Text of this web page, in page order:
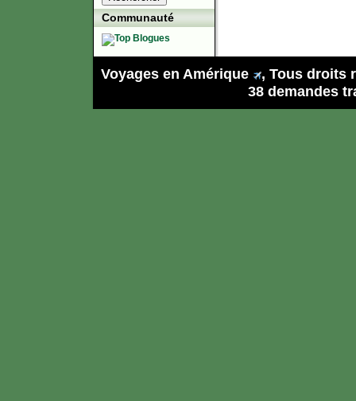
Communauté
Voyages en Amérique
, Tous droits
38 demandes